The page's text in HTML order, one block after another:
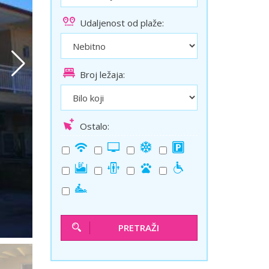
Solun polazak iz Niša
Temišvar polazak iz Niša
Udaljenost od plaže:
Broj ležaja:
Ostalo:
PRETRAŽI